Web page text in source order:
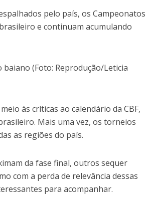
pelo país, os Campeonatos
e continuam acumulando
(Foto: Reprodução/Leticia
às críticas ao calendário da CBF,
Mais uma vez, os torneios
as regiões do país.
da fase final, outros sequer
com a perda de relevância dessas
para acompanhar.